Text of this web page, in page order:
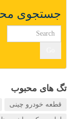
جستجوی
تگ های محبوب
قطعه خودرو چینی